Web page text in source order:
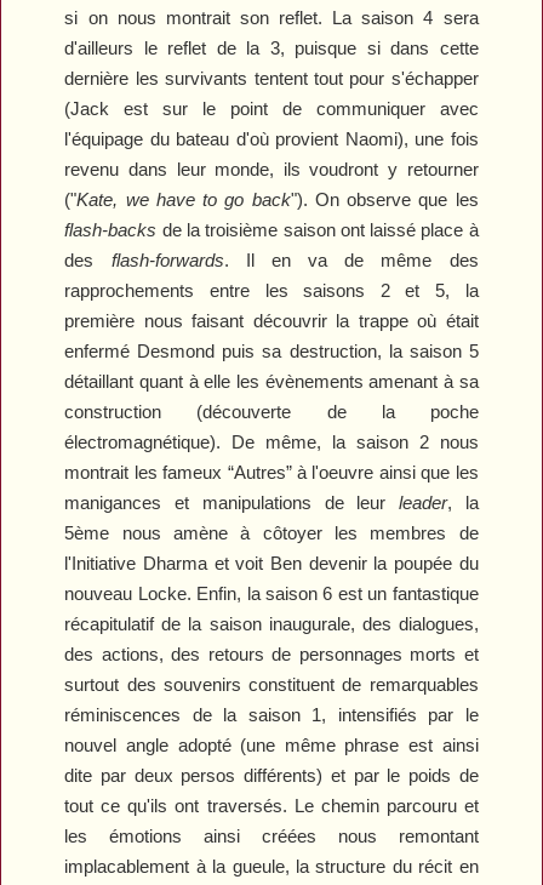
si on nous montrait son reflet. La saison 4 sera
d'ailleurs le reflet de la 3, puisque si dans cette
dernière les survivants tentent tout pour s'échapper
(Jack est sur le point de communiquer avec
l'équipage du bateau d'où provient Naomi), une fois
revenu dans leur monde, ils voudront y retourner
("Kate, we have to go back"). On observe que les
flash-backs de la troisième saison ont laissé place à
des flash-forwards. Il en va de même des
rapprochements entre les saisons 2 et 5, la
première nous faisant découvrir la trappe où était
enfermé Desmond puis sa destruction, la saison 5
détaillant quant à elle les évènements amenant à sa
construction (découverte de la poche
électromagnétique). De même, la saison 2 nous
montrait les fameux “Autres” à l'oeuvre ainsi que les
manigances et manipulations de leur leader, la
5ème nous amène à côtoyer les membres de
l'Initiative Dharma et voit Ben devenir la poupée du
nouveau Locke. Enfin, la saison 6 est un fantastique
récapitulatif de la saison inaugurale, des dialogues,
des actions, des retours de personnages morts et
surtout des souvenirs constituent de remarquables
réminiscences de la saison 1, intensifiés par le
nouvel angle adopté (une même phrase est ainsi
dite par deux persos différents) et par le poids de
tout ce qu'ils ont traversés. Le chemin parcouru et
les émotions ainsi créées nous remontant
implacablement à la gueule, la structure du récit en